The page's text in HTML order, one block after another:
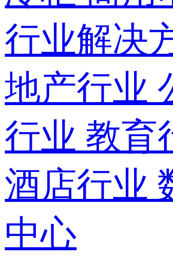
行业解决
地产行业
行业 教育
酒店行业
中心